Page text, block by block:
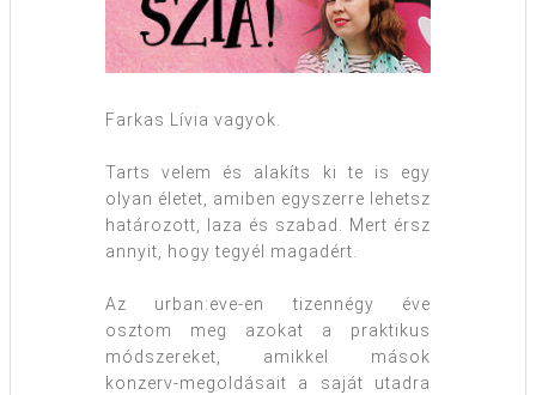
Farkas Lívia vagyok.
Tarts velem és alakíts ki te is egy
olyan életet, amiben egyszerre lehetsz
határozott, laza és szabad. Mert érsz
annyit, hogy tegyél magadért.
Az urban:eve-en tizennégy éve
osztom meg azokat a praktikus
módszereket, amikkel mások
konzerv-megoldásait a saját utadra